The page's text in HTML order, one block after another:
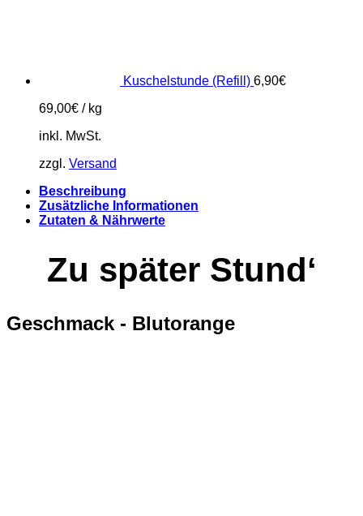
Kuschelstunde (Refill) 6,90€
69,00€ / kg
inkl. MwSt.
zzgl. Versand
Beschreibung
Zusätzliche Informationen
Zutaten & Nährwerte
Zu später Stund‘
Geschmack - Blutorange